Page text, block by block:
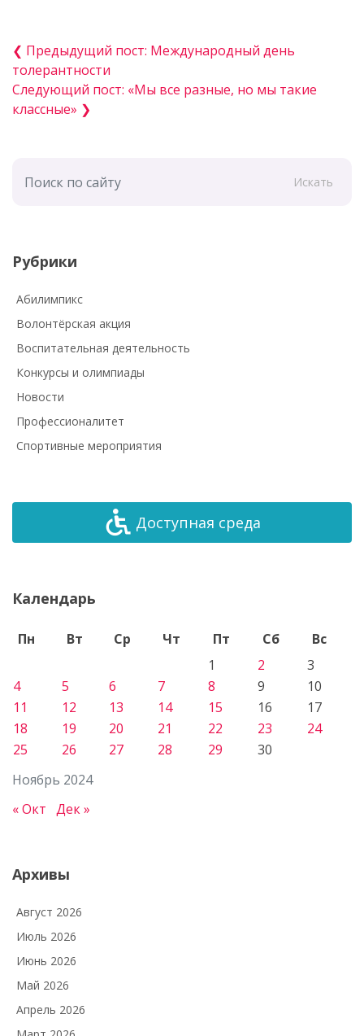
❮ Предыдущий пост: Международный день
толерантности
Следующий пост: «Мы все разные, но мы такие
классные» ❯
Искать
Рубрики
Абилимпикс
Волонтёрская акция
Воспитательная деятельность
Конкурсы и олимпиады
Новости
Профессионалитет
Спортивные мероприятия
Доступная среда
Календарь
Ноябрь 2024
Пн Вт Ср Чт Пт Сб
Вс
1
2
3
4
5 6 7 8 9
10
11
12 13 14 15 16
17
18
19 20 21 22 23
24
25
26 27 28 29 30
« Окт Дек »
Архивы
Август 2026
Июль 2026
Июнь 2026
Май 2026
Апрель 2026